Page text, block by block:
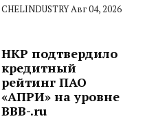
CHELINDUSTRYАвг 04, 2026
НКР подтвердило
кредитный
рейтинг ПАО
«АПРИ» на уровне
BBB-.ru